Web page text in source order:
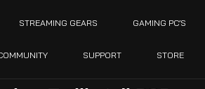
STREAMING GEARS GAMING PC’S
SUPPORT STORE